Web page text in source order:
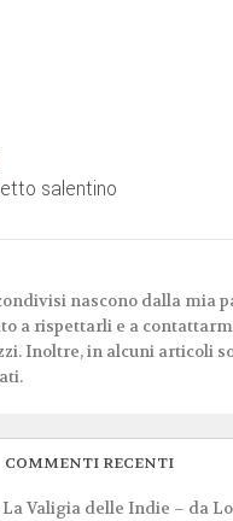
salentino
nascono dalla mia
a rispettarli e a
Inoltre, in alcuni articoli
COMMENTI RECENTI
La Valigia delle Indie – da